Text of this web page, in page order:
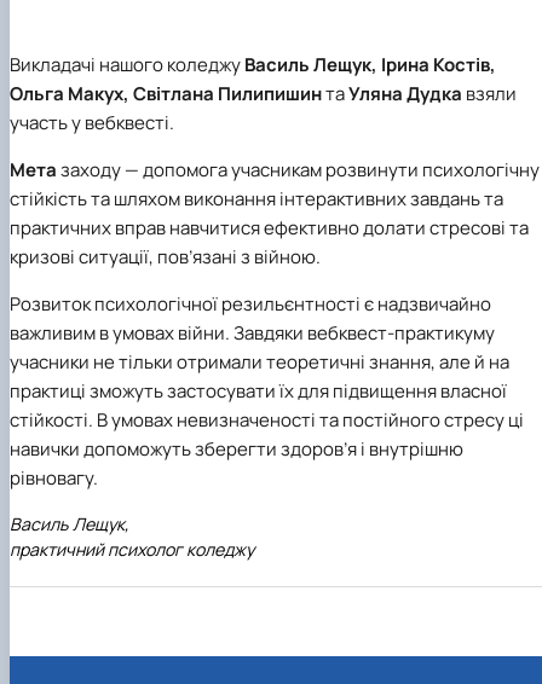
Викладачі нашого коледжуВасиль Лещук, Ірина Костів,
Ольга Макух, Світлана ПилипишинтаУляна Дудка взяли
участь у вебквесті.
Метазаходу — допомога учасникам розвинути психологічну
стійкість та шляхом виконання інтерактивних завдань та
практичних вправ навчитися ефективно долати стресові та
кризові ситуації, пов’язані з війною.
Розвиток психологічної резильєнтності є надзвичайно
важливим в умовах війни. Завдяки вебквест-практикуму
учасники не тільки отримали теоретичні знання, але й на
практиці зможуть застосувати їх для підвищення власної
стійкості. В умовах невизначеності та постійного стресу ці
навички допоможуть зберегти здоров’я і внутрішню
рівновагу.
Василь Лещук,
практичний психолог коледжу